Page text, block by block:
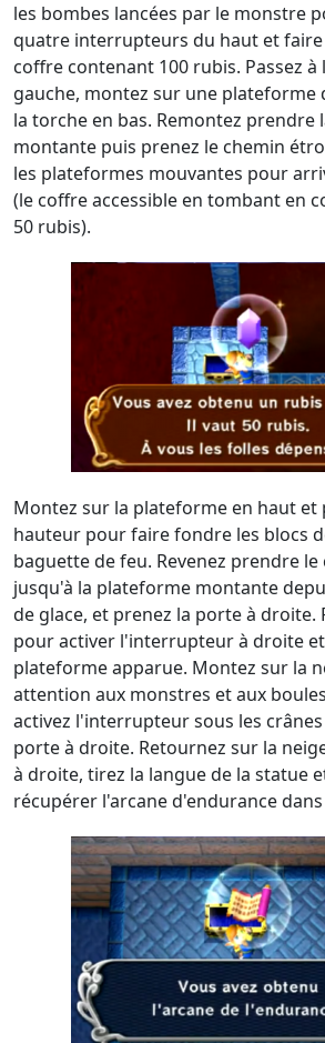
les bombes lancées par le monstre
quatre interrupteurs du haut et
coffre contenant 100 rubis. Passez à
gauche, montez sur une plateforme
la torche en bas. Remontez prendre
montante puis prenez le chemin
les plateformes mouvantes pour
(le coffre accessible en tombant en
50 rubis).
Montez sur la plateforme en haut et
hauteur pour faire fondre les blocs
baguette de feu. Revenez prendre
jusqu'à la plateforme montante
de glace, et prenez la porte à droite.
pour activer l'interrupteur à droite
plateforme apparue. Montez sur la
attention aux monstres et aux
activez l'interrupteur sous les
porte à droite. Retournez sur la
à droite, tirez la langue de la statue
récupérer l'arcane d'endurance